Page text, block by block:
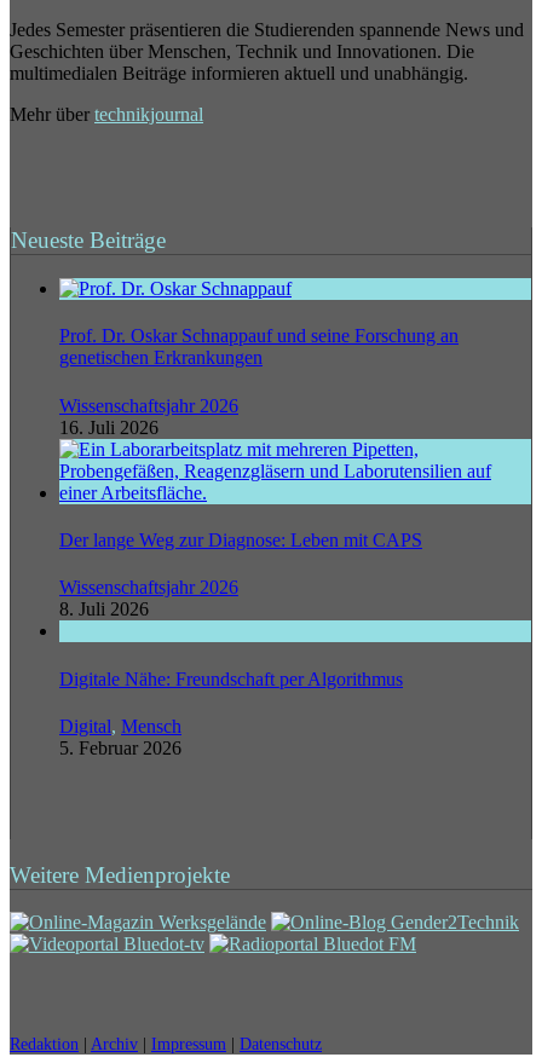
Jedes Semester präsentieren die Studierenden spannende News und
Geschichten über Menschen, Technik und Innovationen. Die
multimedialen Beiträge informieren aktuell und unabhängig.
Mehr über technikjournal
Neueste Beiträge
Prof. Dr. Oskar Schnappauf und seine Forschung an
genetischen Erkrankungen
Wissenschaftsjahr 2026
16. Juli 2026
Der lange Weg zur Diagnose: Leben mit CAPS
Wissenschaftsjahr 2026
8. Juli 2026
Digitale Nähe: Freundschaft per Algorithmus
Digital, Mensch
5. Februar 2026
Weitere Medienprojekte
Redaktion Archiv Impressum Datenschutz